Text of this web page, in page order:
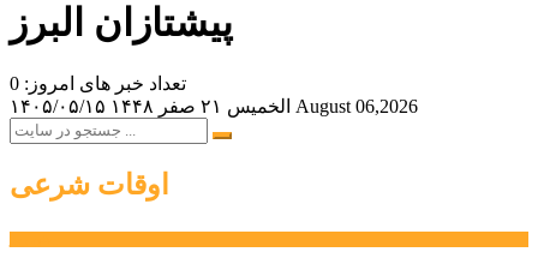
پیشتازان البرز
تعداد خبر های امروز: 0
۱۴۰۵/۰۵/۱۵
الخميس ۲۱ صفر ۱۴۴۸ August 06,2026
اوقات شرعی